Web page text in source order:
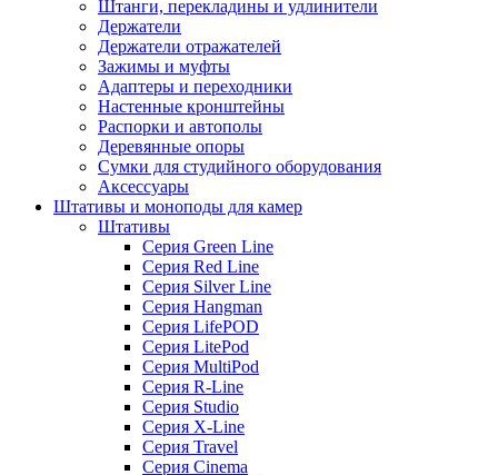
Штанги, перекладины и удлинители
Держатели
Держатели отражателей
Зажимы и муфты
Адаптеры и переходники
Настенные кронштейны
Распорки и автополы
Деревянные опоры
Сумки для студийного оборудования
Аксессуары
Штативы и моноподы для камер
Штативы
Серия Green Line
Серия Red Line
Серия Silver Line
Серия Hangman
Серия LifePOD
Серия LitePod
Серия MultiPod
Серия R-Line
Серия Studio
Серия X-Line
Серия Travel
Серия Cinema